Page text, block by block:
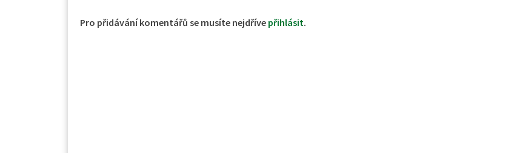
Pro přidávání komentářů se musíte nejdříve přihlásit.